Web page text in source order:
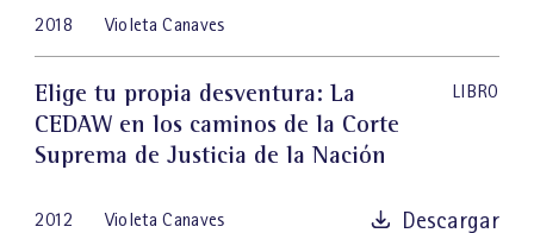
2018 Violeta Canaves
Elige tu propia desventura: La
CEDAW en los caminos de la Corte
Suprema de Justicia de la Nación
LIBRO
2012 Violeta Canaves Descargar